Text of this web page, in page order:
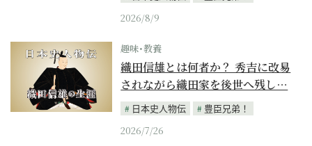
2026/8/9
趣味･教養
織田信雄とは何者か？ 秀吉に改易
されながら織田家を後世へ残し…
日本史人物伝
豊臣兄弟！
2026/7/26